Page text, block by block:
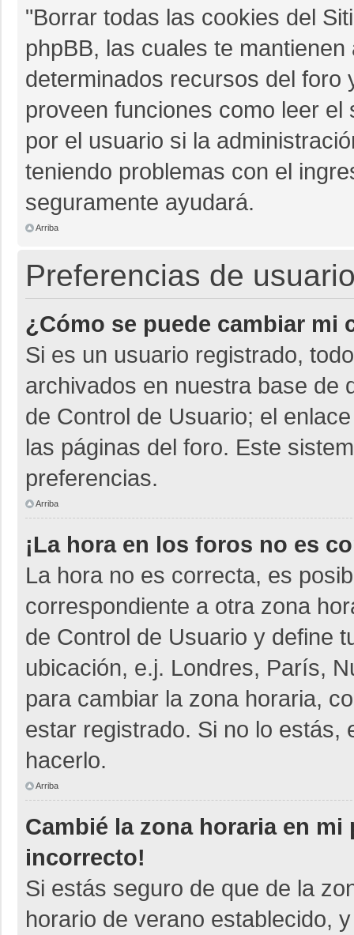
"Borrar todas las cookies del
phpBB, las cuales te
determinados recursos del foro
proveen funciones como leer
por el usuario si la
teniendo problemas con el
seguramente ayudará.
Arriba
Preferencias de
¿Cómo se puede cambiar mi
Si es un usuario registrado,
archivados en nuestra base de
de Control de Usuario; el
las páginas del foro. Este
preferencias.
Arriba
¡La hora en los foros no es
La hora no es correcta, es
correspondiente a otra zona
de Control de Usuario y define
ubicación, e.j. Londres, París,
para cambiar la zona horaria,
estar registrado. Si no lo estás,
hacerlo.
Arriba
Cambié la zona horaria en
incorrecto!
Si estás seguro de que de la
horario de verano establecido,